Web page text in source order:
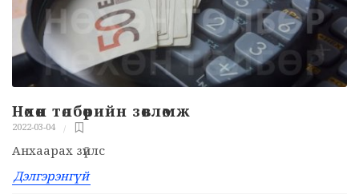
Нөхөн төлбөрийн зөвлөмж
2022-03-04
Анхаарах зүйлс
Дэлгэрэнгүй